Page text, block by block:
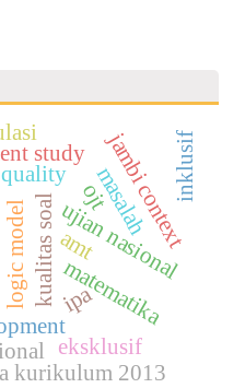
logic modelkualitas soalmatematika
ujian nasional
study jambi context
eksklusif
inklusif
kurikulum 2013
masalah
amt
ojt
ipa